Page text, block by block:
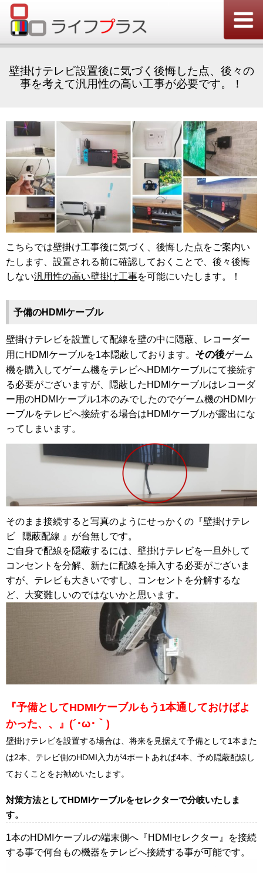
壁掛けテレビ設置後に気づく後悔した点、後々の
事を考えて汎用性の高い工事が必要です。！
こちらでは壁掛け工事後に気づく、後悔した点をご案内い
たします、設置される前に確認しておくことで、後々後悔
しない汎用性の高い壁掛け工事を可能にいたします。！
予備のHDMIケーブル
壁掛けテレビを設置して配線を壁の中に隠蔽、レコーダー
用にHDMIケーブルを1本隠蔽しております。 その後ゲーム
機を購入してゲーム機をテレビへHDMIケーブルにて接続す
る必要がございますが、隠蔽したHDMIケーブルはレコーダ
ー用のHDMIケーブル1本のみでしたのでゲーム機のHDMIケ
ーブルをテレビへ接続する場合はHDMIケーブルが露出にな
ってしまいます。
そのまま接続すると写真のようにせっかくの『壁掛けテレ
ビ 隠蔽配線 』が台無しです。
ご自身で配線を隠蔽するには、壁掛けテレビを一旦外して
コンセントを分解、新たに配線を挿入する必要がございま
すが、テレビも大きいですし、コンセントを分解するな
ど、大変難しいのではないかと思います。
『予備としてHDMIケーブルもう1本通しておけばよ
かった、、』(´･ω･｀)
壁掛けテレビを設置する場合は、将来を見据えて予備として1本また
は2本、テレビ側のHDMI入力が4ポートあれば4本、予め隠蔽配線し
ておくことをお勧めいたします。
対策方法としてHDMIケーブルをセレクターで分岐いたしま
す。
1本のHDMIケーブルの端末側へ『HDMIセレクター』を接続
する事で何台もの機器をテレビへ接続する事が可能です。